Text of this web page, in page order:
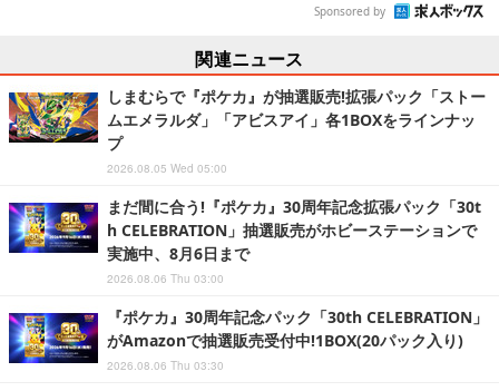
Sponsored by
関連ニュース
しまむらで『ポケカ』が抽選販売!拡張パック「ストー
ムエメラルダ」「アビスアイ」各1BOXをラインナッ
プ
2026.08.05 Wed 05:00
まだ間に合う!『ポケカ』30周年記念拡張パック「30t
h CELEBRATION」抽選販売がホビーステーションで
実施中、8月6日まで
2026.08.06 Thu 03:00
『ポケカ』30周年記念パック「30th CELEBRATION」
がAmazonで抽選販売受付中!1BOX(20パック入り)
2026.08.06 Thu 03:30